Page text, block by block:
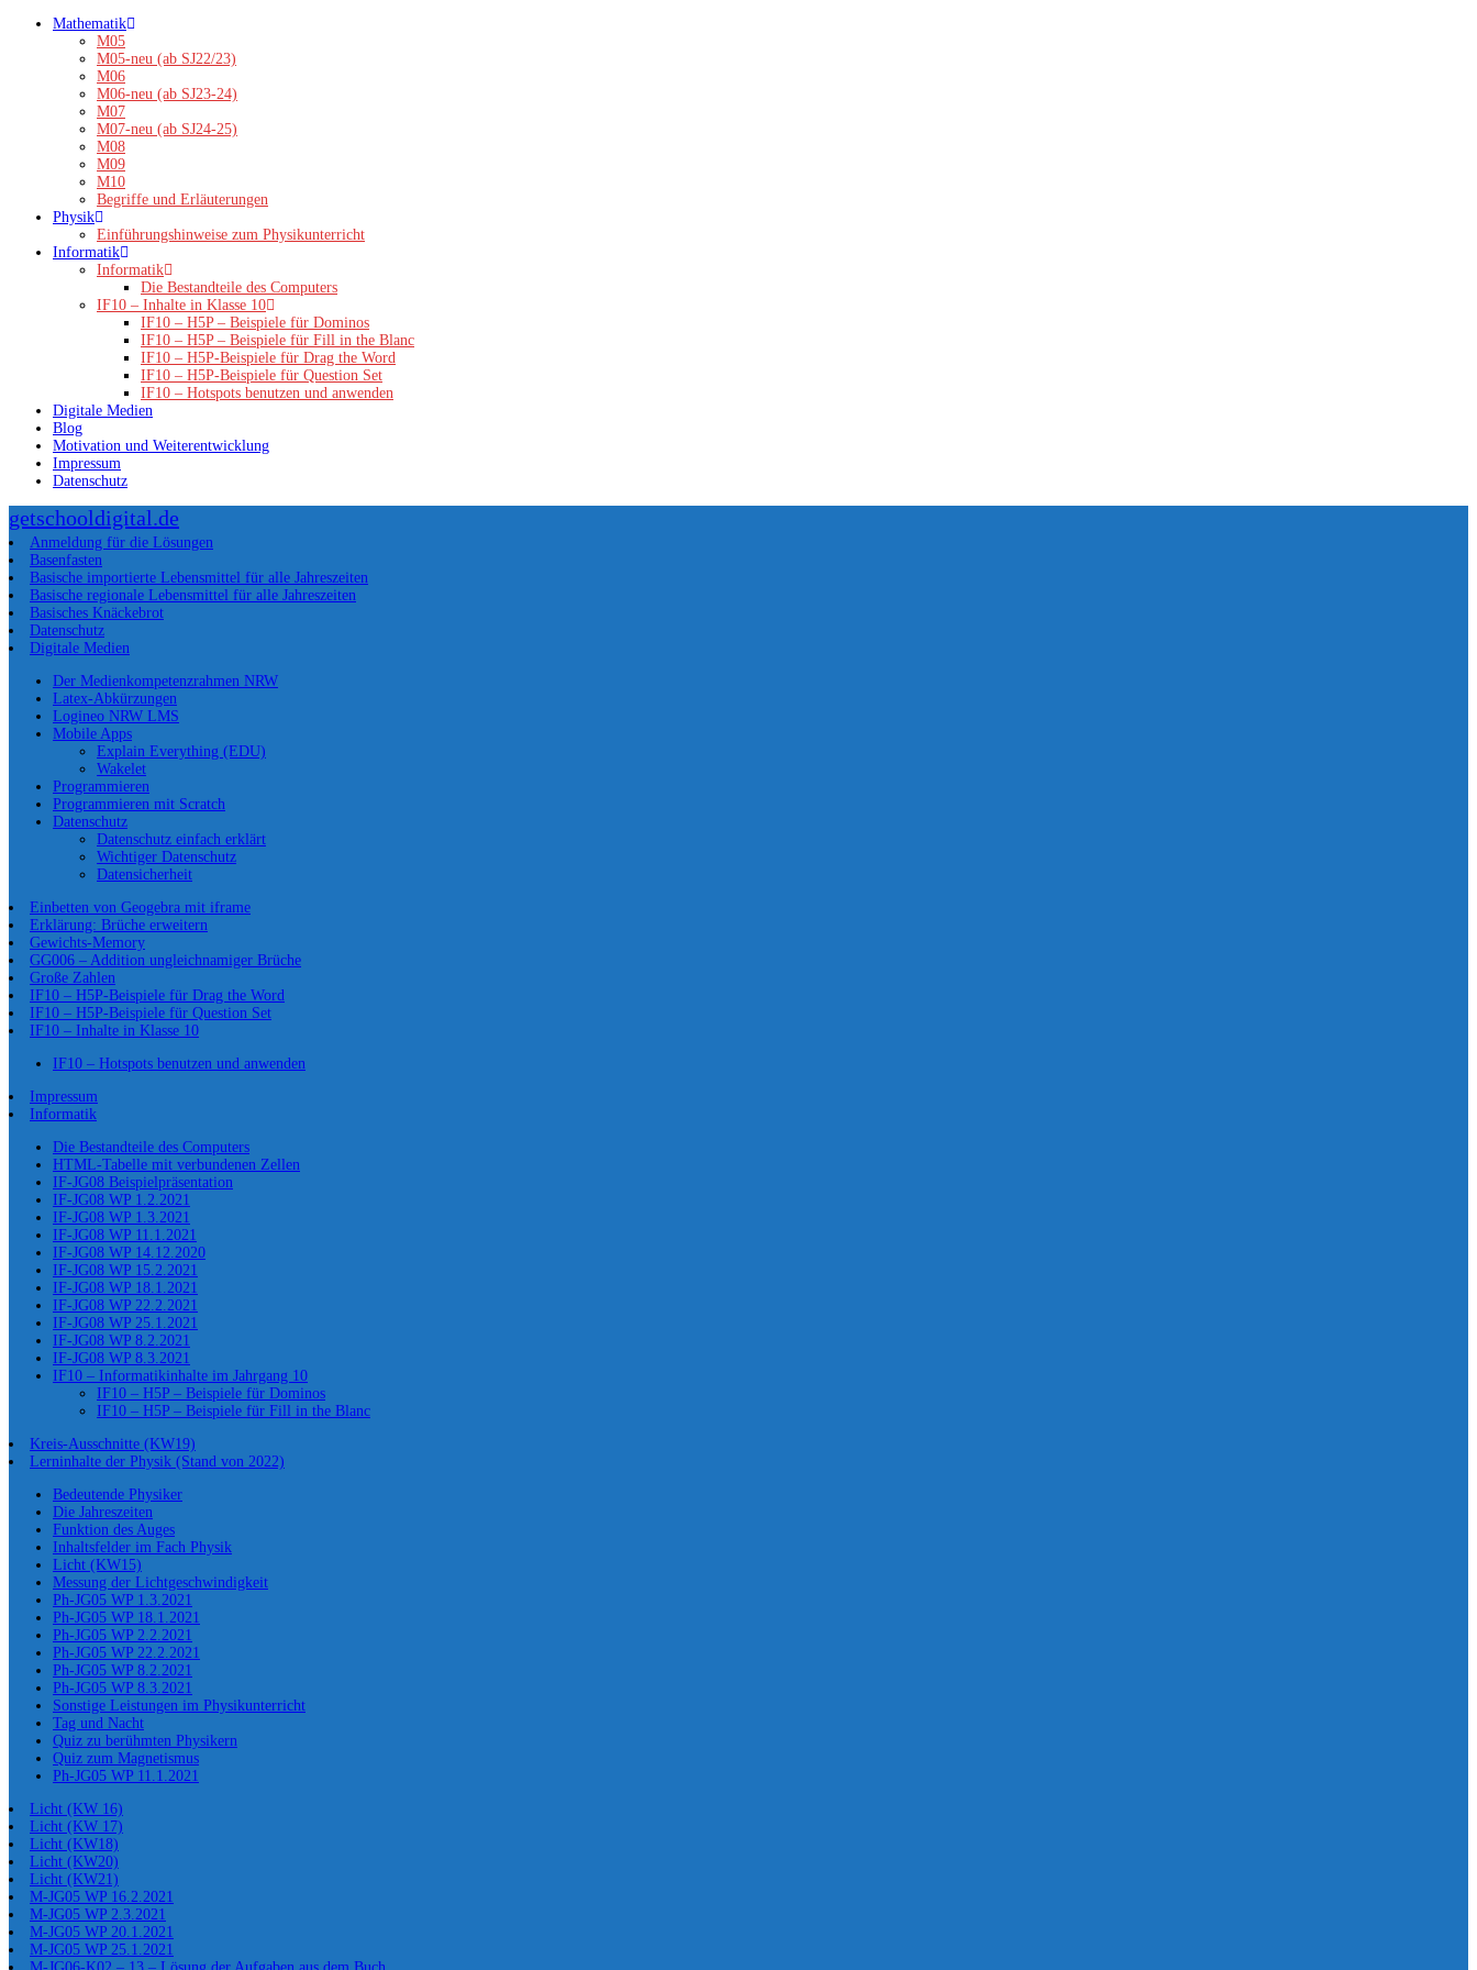
Zum
Mathematik
M05
M05-neu (ab SJ22/23)
M06
M06-neu (ab SJ23-24)
M07
M07-neu (ab SJ24-25)
M08
M09
M10
Begriffe und Erläuterungen
Physik
Einführungshinweise zum Physikunterricht
Informatik
Informatik
Die Bestandteile des Computers
IF10 – Inhalte in Klasse 10
IF10 – H5P – Beispiele für Dominos
IF10 – H5P – Beispiele für Fill in the Blanc
IF10 – H5P-Beispiele für Drag the Word
IF10 – H5P-Beispiele für Question Set
IF10 – Hotspots benutzen und anwenden
Digitale Medien
Blog
Motivation und Weiterentwicklung
Impressum
Datenschutz
getschooldigital.de
Anmeldung für die Lösungen
Basenfasten
Basische importierte Lebensmittel für alle Jahreszeiten
Basische regionale Lebensmittel für alle Jahreszeiten
Basisches Knäckebrot
Datenschutz
Digitale Medien
Der Medienkompetenzrahmen NRW
Latex-Abkürzungen
Logineo NRW LMS
Mobile Apps
Explain Everything (EDU)
Wakelet
Programmieren
Programmieren mit Scratch
Datenschutz
Datenschutz einfach erklärt
Wichtiger Datenschutz
Datensicherheit
Einbetten von Geogebra mit iframe
Erklärung: Brüche erweitern
Gewichts-Memory
GG006 – Addition ungleichnamiger Brüche
Große Zahlen
IF10 – H5P-Beispiele für Drag the Word
IF10 – H5P-Beispiele für Question Set
IF10 – Inhalte in Klasse 10
IF10 – Hotspots benutzen und anwenden
Impressum
Informatik
Die Bestandteile des Computers
HTML-Tabelle mit verbundenen Zellen
IF-JG08 Beispielpräsentation
IF-JG08 WP 1.2.2021
IF-JG08 WP 1.3.2021
IF-JG08 WP 11.1.2021
IF-JG08 WP 14.12.2020
IF-JG08 WP 15.2.2021
IF-JG08 WP 18.1.2021
IF-JG08 WP 22.2.2021
IF-JG08 WP 25.1.2021
IF-JG08 WP 8.2.2021
IF-JG08 WP 8.3.2021
IF10 – Informatikinhalte im Jahrgang 10
IF10 – H5P – Beispiele für Dominos
IF10 – H5P – Beispiele für Fill in the Blanc
Kreis-Ausschnitte (KW19)
Lerninhalte der Physik (Stand von 2022)
Bedeutende Physiker
Die Jahreszeiten
Funktion des Auges
Inhaltsfelder im Fach Physik
Licht (KW15)
Messung der Lichtgeschwindigkeit
Ph-JG05 WP 1.3.2021
Ph-JG05 WP 18.1.2021
Ph-JG05 WP 2.2.2021
Ph-JG05 WP 22.2.2021
Ph-JG05 WP 8.2.2021
Ph-JG05 WP 8.3.2021
Sonstige Leistungen im Physikunterricht
Tag und Nacht
Quiz zu berühmten Physikern
Quiz zum Magnetismus
Ph-JG05 WP 11.1.2021
Licht (KW 16)
Licht (KW 17)
Licht (KW18)
Licht (KW20)
Licht (KW21)
M-JG05 WP 16.2.2021
M-JG05 WP 2.3.2021
M-JG05 WP 20.1.2021
M-JG05 WP 25.1.2021